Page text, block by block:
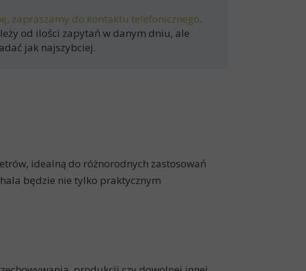
zapraszamy do kontaktu telefonicznego.
od ilości zapytań w danym dniu, ale
jak najszybciej.
idealną do różnorodnych zastosowań
będzie nie tylko praktycznym